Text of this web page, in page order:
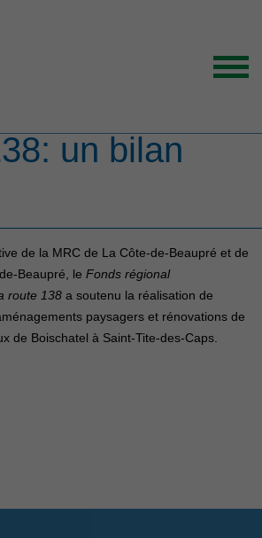
INSPIRANTS
régional
un bilan
de la MRC de La Côte-de-Beaupré et de
Beaupré, le Fonds régional
route 138a soutenu la réalisation de
paysagers et rénovations de
de Boischatel à Saint-Tite-des-Caps.